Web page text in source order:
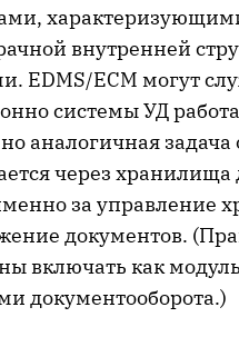
внутренней
EDMS/ECM могут
системы УД
аналогичная задача
через хранилища
за управление
документов.
включать как
документооборота.)